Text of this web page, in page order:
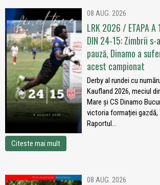
08 AUG. 2026
LRK 2026 / ETAPA
DIN 24-15: Zimbrii s-
pauză, Dinamo a
acest campionat
Derby al rundei cu
Kaufland 2026, meciul
Mare și CS Dinamo
victoria formației gazdă,
Raportul...
Citeste mai mult
08 AUG. 2026